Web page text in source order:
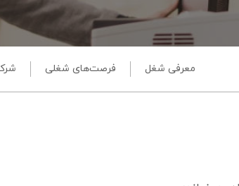
معرفی شغل فرصت‌های شغلی